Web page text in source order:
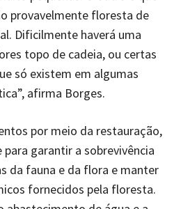
provavelmente floresta de
Dificilmente haverá uma
topo de cadeia, ou certas
só existem em algumas
afirma Borges.
por meio da restauração,
garantir a sobrevivência
da fauna e da flora e manter
fornecidos pela floresta.